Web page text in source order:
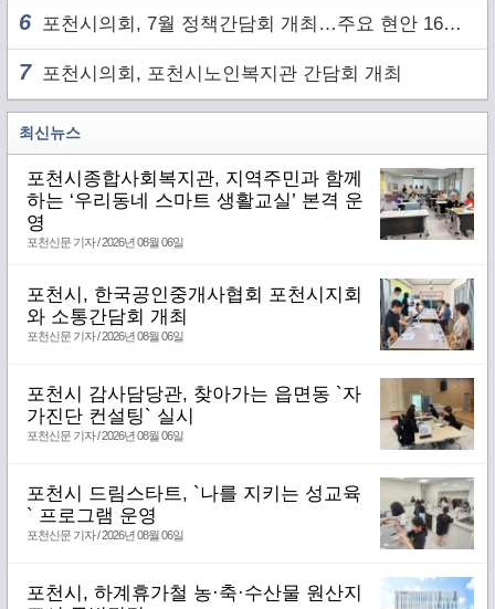
6 포천시의회, 7월 정책간담회 개최…주요 현안 16건 점검
7포천시의회, 포천시노인복지관 간담회 개최
최신뉴스
포천시종합사회복지관, 지역주민과 함께
하는 ‘우리동네 스마트 생활교실’ 본격 운
영
포천신문 기자 / 2026년 08월 06일
포천시, 한국공인중개사협회 포천시지회
와 소통간담회 개최
포천신문 기자 / 2026년 08월 06일
포천시 감사담당관, 찾아가는 읍면동 `자
가진단 컨설팅` 실시
포천신문 기자 / 2026년 08월 06일
포천시 드림스타트, `나를 지키는 성교육
` 프로그램 운영
포천신문 기자 / 2026년 08월 06일
포천시, 하계휴가철 농·축·수산물 원산지